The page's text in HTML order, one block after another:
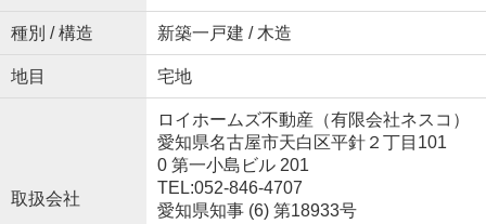
種別 / 構造 新築一戸建 / 木造
地目 宅地
取扱会社
ロイホームズ不動産（有限会社ネスコ）
愛知県名古屋市天白区平針２丁目101
0 第一小島ビル 201
TEL:052-846-4707
愛知県知事 (6) 第18933号